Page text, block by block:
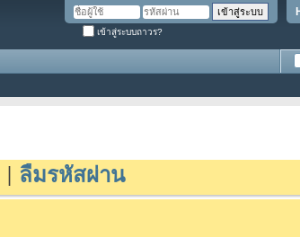
เข้าสู่ระบบถาวร?
ลืมรหัสผ่าน